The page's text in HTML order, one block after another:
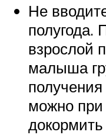
Не
полугода.
взрослой
малыша
можно при
докормить